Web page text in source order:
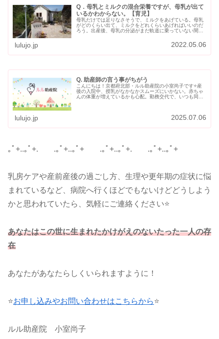
Q．母乳とミルクの混合栄養ですが、母乳が出て
いるかわからない。【育児】
母乳だけでは足りなさそうで、ミルクをあげている。母乳
がどのくらい出て、ミルクをどれくらいあげればいいのだ
ろう。出産後、母乳の分泌がまだ軌道に乗っていない間
lulujo.jp 2022.05.06
Q. 助産師の言う事がちがう
こんにちは！京都府北部・ルル助産院の小室尚子です⭐産
後の入院中、授乳がなかなかスムーズにいかない。赤ちゃ
んの体重が増えているかも心配。勤務交代で、いつも同じ
lulujo.jp 2025.07.06
｡ﾟ+..｡ﾟ+. .｡ﾟ+..｡ﾟ+ .｡ﾟ+..｡ﾟ+. .｡ﾟ+..｡ﾟ+
乳房ケアや産前産後の過ごし方、生理や更年期の症状に悩
まれているなど、病院へ行くほどでもないけどどうしよう
かと思われていたら、気軽にご連絡ください⭐
あなたはこの世に生まれたかけがえのないたった一人の存
在
あなたがあなたらしくいられますように！
⭐お申し込みやお問い合わせはこちらから⭐
ルル助産院 小室尚子